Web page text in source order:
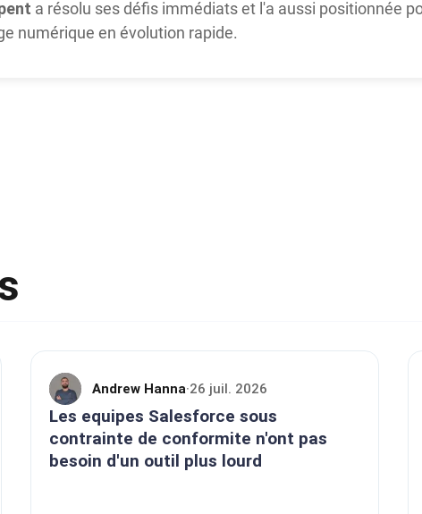
a résolu ses défis immédiats et l'a aussi positionnée
numérique en évolution rapide.
Andrew Hanna·26 juil. 2026
Les equipes Salesforce sous
contrainte de conformite n'ont pas
besoin d'un outil plus lourd